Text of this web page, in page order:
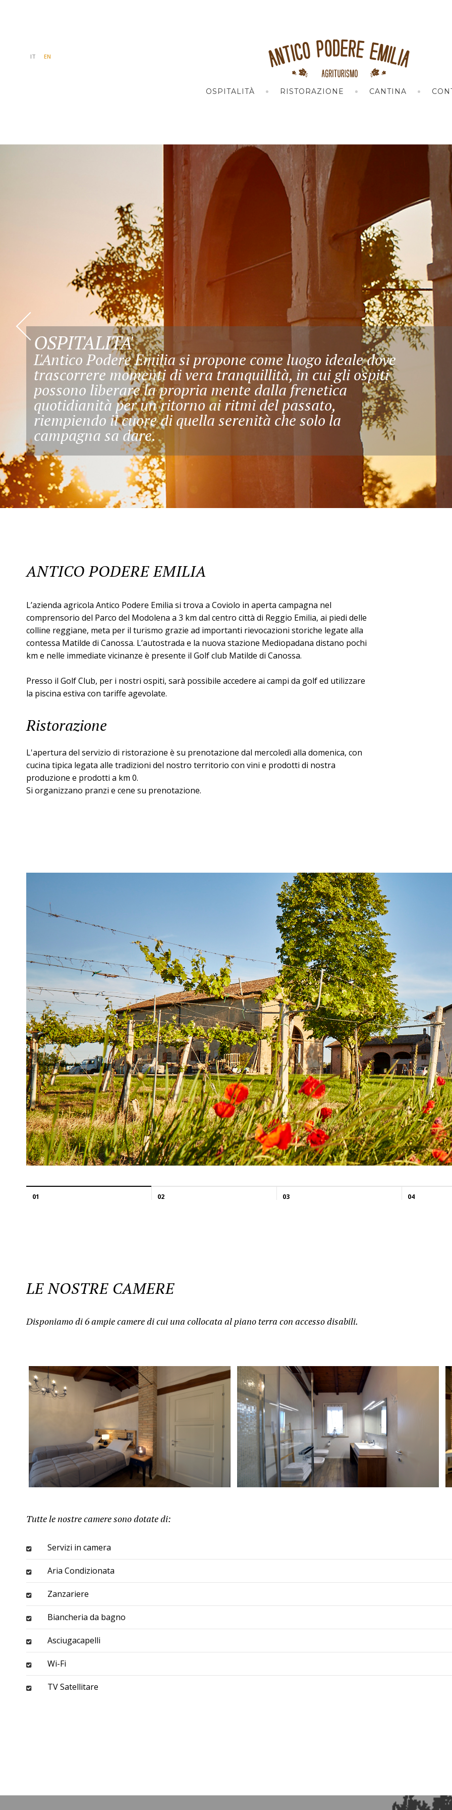
IT EN
OSPITALITÀ RISTORAZIONE CANTINA
OSPITALITA'
L'Antico Podere Emilia si propone come luogo ideale dove
trascorrere momenti di vera tranquillità, in cui gli ospiti
possono liberare la propria mente dalla frenetica
quotidianità per un ritorno ai ritmi del passato,
riempiendo il cuore di quella serenità che solo la
campagna sa dare.
«
ANTICO PODERE EMILIA
L’azienda agricola Antico Podere Emilia si trova a Coviolo in aperta campagna nel
comprensorio del Parco del Modolena a 3 km dal centro città di Reggio Emilia, ai piedi delle
colline reggiane, meta per il turismo grazie ad importanti rievocazioni storiche legate alla
contessa Matilde di Canossa. L’autostrada e la nuova stazione Mediopadana distano pochi
km e nelle immediate vicinanze è presente il Golf club Matilde di Canossa.
Presso il Golf Club, per i nostri ospiti, sarà possibile accedere ai campi da golf ed utilizzare
la piscina estiva con tariffe agevolate.
Ristorazione
L'apertura del servizio di ristorazione è su prenotazione dal mercoledì alla domenica, con
cucina tipica legata alle tradizioni del nostro territorio con vini e prodotti di nostra
produzione e prodotti a km 0.
Si organizzano pranzi e cene su prenotazione.
01 02 03 04
LE NOSTRE CAMERE
Disponiamo di 6 ampie camere di cui una collocata al piano terra con accesso disabili.
Tutte le nostre camere sono dotate di:
Servizi in camera
Aria Condizionata
Zanzariere
Biancheria da bagno
Asciugacapelli
Wi-Fi
TV Satellitare